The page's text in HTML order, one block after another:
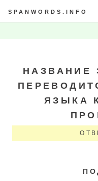
SPANWORDS.INFO
НАЗВАНИЕ
ЯЗЫКА